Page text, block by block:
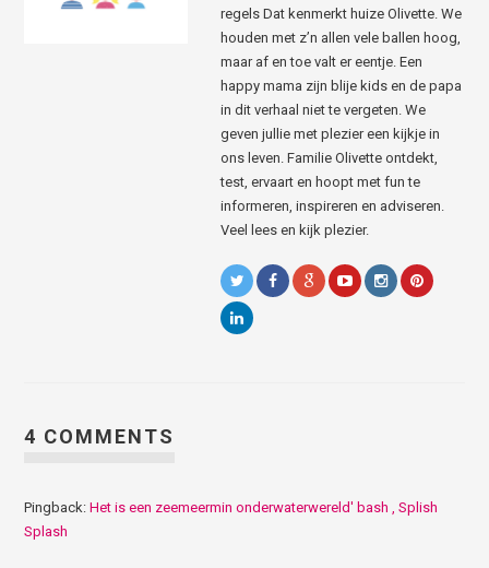
regels Dat kenmerkt huize Olivette. We
houden met z’n allen vele ballen hoog,
maar af en toe valt er eentje. Een
happy mama zijn blije kids en de papa
in dit verhaal niet te vergeten. We
geven jullie met plezier een kijkje in
ons leven. Familie Olivette ontdekt,
test, ervaart en hoopt met fun te
informeren, inspireren en adviseren.
Veel lees en kijk plezier.
4 COMMENTS
Pingback:Het is een zeemeermin onderwaterwereld' bash , Splish
Splash